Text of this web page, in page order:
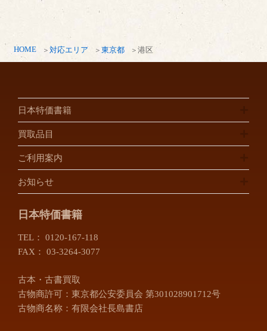
HOME 対応エリア 東京都 港区
日本特価書籍
買取品目
ご利用案内
お知らせ
日本特価書籍
TEL： 0120-167-118
FAX： 03-3264-3077
古本・古書買取
古物商許可：東京都公安委員会 第301028901712号
古物商名称：有限会社長島書店